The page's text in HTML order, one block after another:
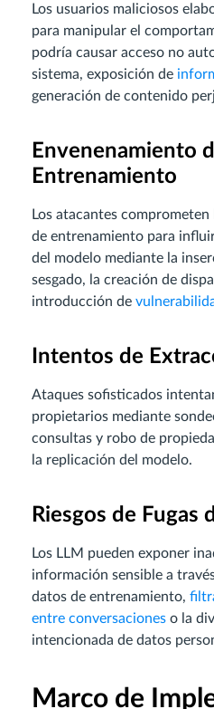
Los usuarios maliciosos
para manipular el
podría causar acceso no
sistema, exposición de
generación de contenido
Envenenamiento
Entrenamiento
Los atacantes
de entrenamiento para
del modelo mediante la
sesgado, la creación de
introducción de
Intentos de
Ataques sofisticados
propietarios mediante
consultas y robo de
la replicación del modelo.
Riesgos de Fugas
Los LLM pueden exponer
información sensible a
datos de entrenamiento,
entre conversaciones o la
intencionada de datos
Marco de